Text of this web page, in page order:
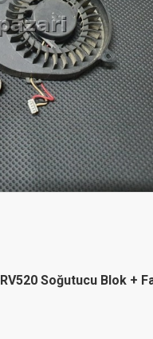
Soğutucu Blok +